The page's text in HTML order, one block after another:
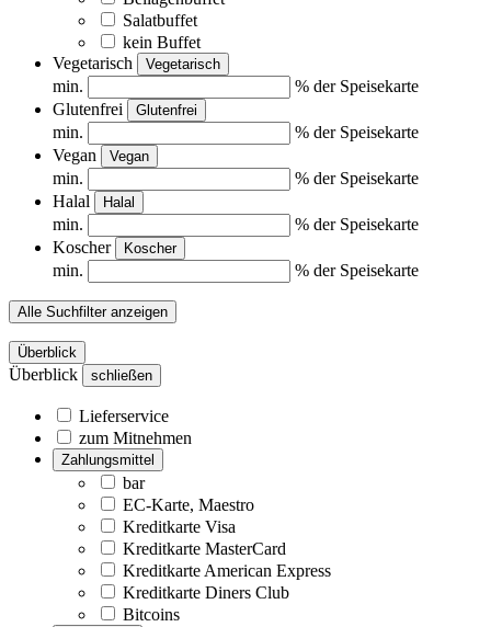
Salatbuffet
kein Buffet
Vegetarisch
Vegetarisch
min.
% der Speisekarte
Glutenfrei
Glutenfrei
min.
% der Speisekarte
Vegan
Vegan
min.
% der Speisekarte
Halal
Halal
min.
% der Speisekarte
Koscher
Koscher
min. % der Speisekarte
Alle Suchfilter anzeigen
Überblick
Überblick schließen
Lieferservice
zum Mitnehmen
Zahlungsmittel
bar
EC-Karte, Maestro
Kreditkarte Visa
Kreditkarte MasterCard
Kreditkarte American Express
Kreditkarte Diners Club
Bitcoins